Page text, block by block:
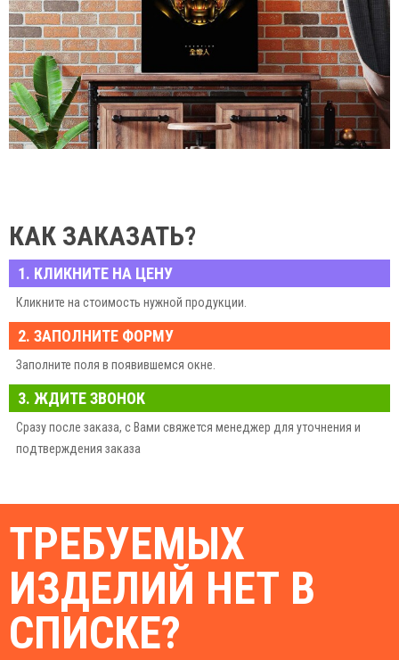
КАК ЗАКАЗАТЬ?
1. КЛИКНИТЕ НА ЦЕНУ
Кликните на стоимость нужной продукции.
2. ЗАПОЛНИТЕ ФОРМУ
Заполните поля в появившемся окне.
3. ЖДИТЕ ЗВОНОК
Сразу после заказа, с Вами свяжется менеджер для уточнения и
подтверждения заказа
ТРЕБУЕМЫХ
ИЗДЕЛИЙ НЕТ В
СПИСКЕ?